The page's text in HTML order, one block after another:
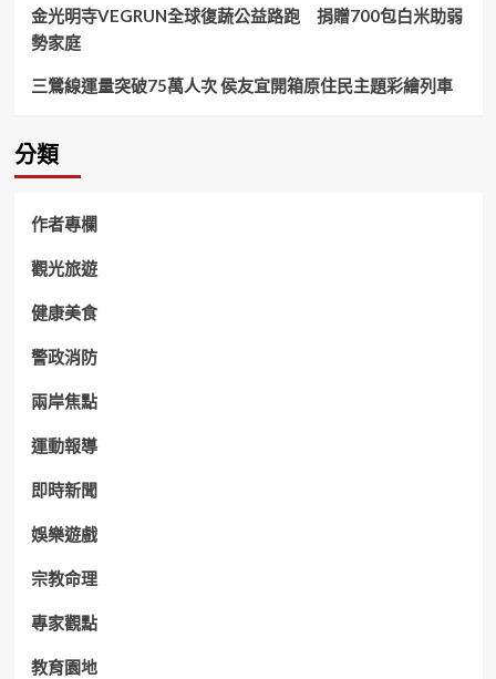
金光明寺VEGRUN全球復蔬公益路跑 捐贈700包白米助弱
勢家庭
三鶯線運量突破75萬人次 侯友宜開箱原住民主題彩繪列車
分類
作者專欄
觀光旅遊
健康美食
警政消防
兩岸焦點
運動報導
即時新聞
娛樂遊戲
宗教命理
專家觀點
教育園地